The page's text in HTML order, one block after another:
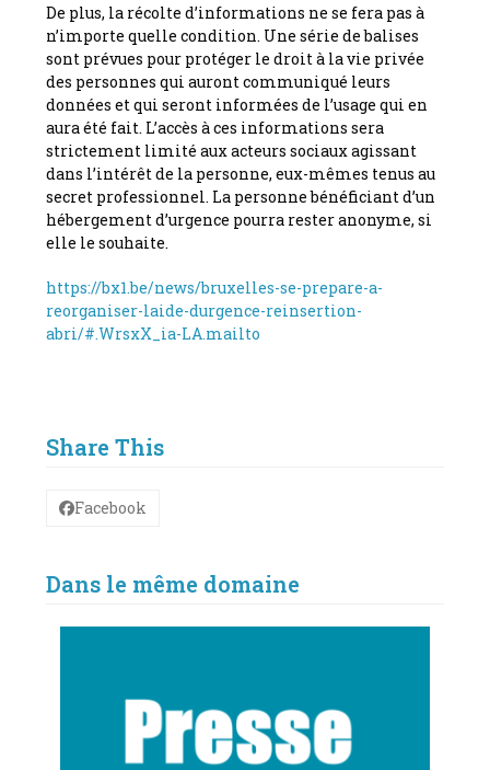
De plus, la récolte d’informations ne se fera pas à
n’importe quelle condition. Une série de balises
sont prévues pour protéger le droit à la vie privée
des personnes qui auront communiqué leurs
données et qui seront informées de l’usage qui en
aura été fait. L’accès à ces informations sera
strictement limité aux acteurs sociaux agissant
dans l’intérêt de la personne, eux-mêmes tenus au
secret professionnel. La personne bénéficiant d’un
hébergement d’urgence pourra rester anonyme, si
elle le souhaite.
https://bx1.be/news/bruxelles-se-prepare-a-
reorganiser-laide-durgence-reinsertion-
abri/#.WrsxX_ia-LA.mailto
Share This
Facebook
Dans le même domaine